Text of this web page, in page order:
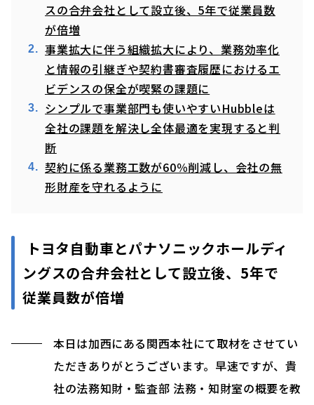
スの合弁会社として設立後、5年で従業員数
が倍増
事業拡大に伴う組織拡大により、業務効率化
と情報の引継ぎや契約書審査履歴におけるエ
ビデンスの保全が喫緊の課題に
シンプルで事業部門も使いやすいHubbleは
全社の課題を解決し全体最適を実現すると判
断
契約に係る業務工数が60％削減し、会社の無
形財産を守れるように
トヨタ自動車とパナソニックホールディ
ングスの合弁会社として設立後、5年で
従業員数が倍増
本日は加西にある関西本社にて取材をさせてい
ただきありがとうございます。早速ですが、貴
社の法務知財・監査部 法務・知財室の概要を教